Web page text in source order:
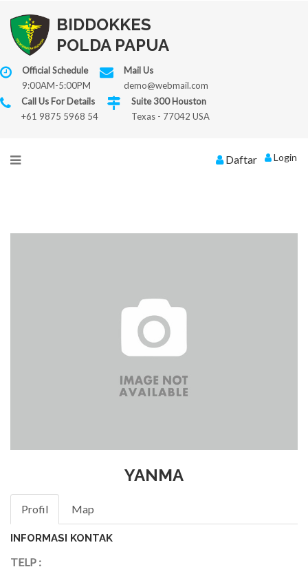
BIDDOKKES
POLDA PAPUA
Official Schedule
9:00AM-5:00PM
Mail Us
demo@webmail.com
Call Us For Details
+61 9875 5968 54
Suite 300 Houston
Texas - 77042 USA
Daftar Login
YANMA
Profil Map
INFORMASI KONTAK
TELP :